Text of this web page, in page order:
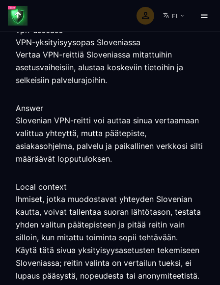
FI
vpn-usecase
VPN-yksityisyysopas Sloveniassa
Vertaa VPN-reittiä Sloveniassa mitattuihin
asetusvaiheisiin, alustaa koskeviin tietoihin ja
selkeisiin palvelurajoihin.
Answer
Slovenian VPN-reitti voi auttaa sinua vertaamaan
valittua yhteyttä, mutta päätepiste,
asiakasohjelma, palvelu ja paikallinen verkkosi silti
määräävät lopputuloksen.
Local context
Ihmiset, jotka muodostavat yhteyden Slovenian
kautta, voivat tallentaa suoran lähtötason, testata
yhden valitun päätepisteen ja pitää reitin vain
silloin, kun mitattu toiminta sopii tehtävään.
Käytä tätä sivua yksityisyysasetusten tekemiseen
Sloveniassa; reitin valinta on vertailun tueksi, ei
lupaus pääsystä, nopeudesta tai anonymiteetistä.